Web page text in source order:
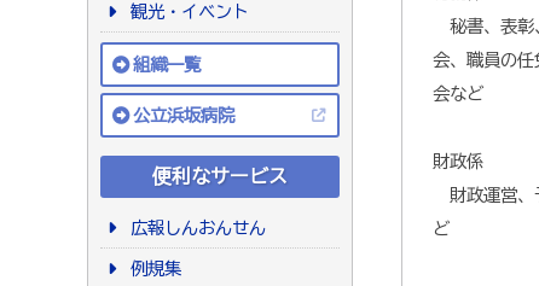
観光・イベント
組織一覧
公立浜坂病院
便利なサービス
広報しんおんせん
例規集
秘書、表彰
会、職員の
会など
財政係
財政運営、
ど